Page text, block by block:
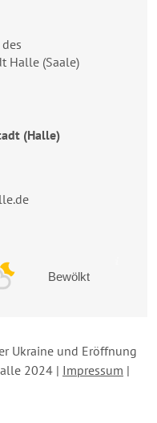
Halle (Saale)
(Halle)
Bewölkt
Ukraine und Eröffnung
2024 | Impressum |